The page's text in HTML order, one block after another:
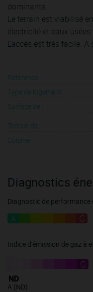
dominante.
Le terrain est viabilisé
électricité et eaux usées
L'accès est très facile. A
Référence :
Type de logement :
Surface de :
Terrain de :
Cuisine :
Diagnostics
Diagnostic de performance
A G
Indice d'émission de gaz à
ND
G
A (ND)